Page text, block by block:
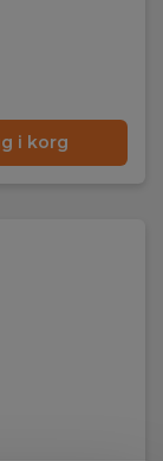
i korg